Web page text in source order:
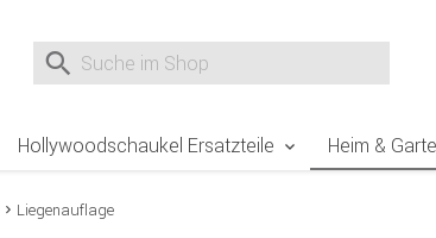
Suche nach
Hollywoodschaukel Ersatzteile Heim &
Liegenauflage